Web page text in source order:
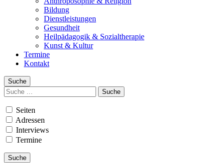
Bildung
Dienstleistungen
Gesundheit
Heilpädagogik & Sozialtherapie
Kunst & Kultur
Termine
Kontakt
Suche
Suchen
nach:
Seiten
Adressen
Interviews
Termine